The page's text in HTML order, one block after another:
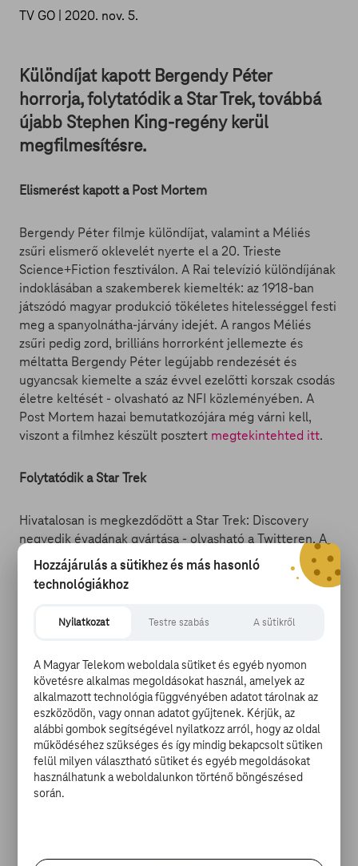
TV GO | 2020. nov. 5.
Különdíjat kapott Bergendy Péter
horrorja, folytatódik a Star Trek, továbbá
újabb Stephen King-regény kerül
megfilmesítésre.
Elismerést kapott a Post Mortem
Bergendy Péter filmje különdíjat, valamint a Méliés
zsűri elismerő oklevelét nyerte el a 20. Trieste
Science+Fiction fesztiválon. A Rai televízió különdíjának
indoklásában a szakemberek kiemelték: az 1918-ban
játszódó magyar produkció tökéletes hitelességgel festi
meg a spanyolnátha-járvány idejét. A rangos Méliés
zsűri pedig zord, brilliáns horrorként jellemezte és
méltatta Bergendy Péter legújabb rendezését és
ugyancsak kiemelte a száz évvel ezelőtti korszak csodás
életre keltését - olvasható az NFI közleményében. A
Post Mortem hazai bemutatkozójára még várni kell,
viszont a filmhez készült posztert megtekintehted itt.
Folytatódik a Star Trek
Hivatalosan is megkezdődött a Star Trek: Discovery
negyedik évadának gyártása - olvasható a Twitteren. A
töretlen népszerűségnek örvendő sci-fi sorozat jelenleg
a harmadik nagy fejezeténél jár az annak otthonául
szolgáló tévétársaság műsorfolyamában. Az Emmy-díjas
írták meg, de számításuk szerint ez mit sem befolyásol a
eddig elkészült összes epizódhoz hozzá juthatnak online
és on-demand egyaránt.
Season 4, here we go!#StarTrekDiscovery
pic.twitter.com/RzpSwX0Ku3
— Michelle Paradise (@michelleparadis)
November 2, 2020
Hozzájárulás a sütikhez és más hasonló
technológiákhoz
Nyilatkozat Testre szabás A sütikről
A Magyar Telekom weboldala sütiket és egyéb nyomon
követésre alkalmas megoldásokat használ, amelyek az
alkalmazott technológia függvényében adatot tárolnak az
eszközödön, vagy onnan adatot gyűjtenek. Kérjük, az
alábbi gombok segítségével nyilatkozz arról, hogy az oldal
működéséhez szükséges és így mindig bekapcsolt sütiken
felül milyen választható sütiket és egyéb megoldásokat
használhatunk a weboldalunkon történő böngészésed
során.